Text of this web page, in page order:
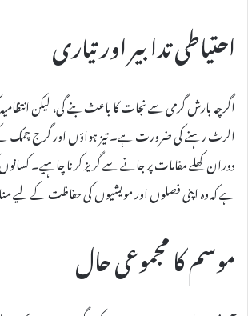
احتیاطی تدابیر اور تیاری
اگرچہ بارش گرمی سے نجات کا باعث بنے گی، لیکن
الرٹ رہنے کی ضرورت ہے۔ تیز ہواؤں اور گرج
دوران کھلے مقامات پر جانے سے گریز کرنا چاہیے۔ کسانوں
ہے کہ وہ اپنی فصلوں اور مویشیوں کی حفاظت کے لیے
موسم کا مجموعی حال